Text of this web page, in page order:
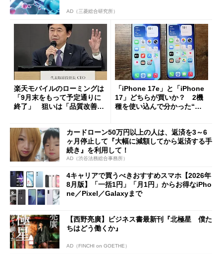
AD（三菱総合研究所）
楽天モバイルのローミングは
「9月末をもって予定通りに
終了」 狙いは「品質改善」
も
「iPhone 17e」と「iPhone
17」どちらが買いか？ 2機
種を使い込んで分かった“ス
カードローン50万円以上の人は、返済を3～6
ヶ月停止して『大幅に減額してから返済する手
続き』を利用して！
AD（渋谷法務総合事務所）
4キャリアで買うべきおすすめスマホ【2026年
8月版】「一括1円」「月1円」からお得なiPho
ne／Pixel／Galaxyまで
【西野亮廣】ビジネス書最新刊『北極星 僕た
ちはどう働くか』
AD（FINCHI on GOETHE）